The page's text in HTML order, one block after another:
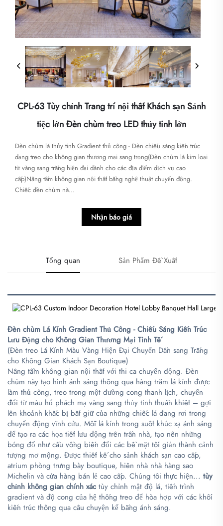
CPL-63 Tùy chỉnh Trang trí nội thất Khách sạn Sảnh
tiệc lớn Đèn chùm treo LED thủy tinh lớn
Đèn chùm lá thủy tinh Gradient thủ công - Đèn chiếu sáng kiến trúc
dạng treo cho không gian thương mại sang trọng​​(Đèn chùm lá kim loại
từ vàng sang trắng hiện đại dành cho các địa điểm dịch vụ cao
cấp)Nâng tầm không gian nội thất bằng nghệ thuật chuyển động.
Chiếc đèn chùm nà...
Nhận báo giá
Tổng quan Sản Phẩm Đề Xuất
Đèn chùm Lá Kính Gradient Thủ Công - Chiếu Sáng Kiến Trúc
Lưu Động cho Không Gian Thương Mại Tinh Tế
(Đèn treo Lá Kính Màu Vàng Hiện Đại Chuyển Dần sang Trắng
cho Không Gian Khách Sạn Boutique)
Nâng tầm không gian nội thất với thi ca chuyển động. Đèn
chùm này tạo hình ánh sáng thông qua hàng trăm lá kính được
làm thủ công, treo trong một đường cong thanh lịch, chuyển
đổi từ màu hổ phách mạ vàng sang thủy tinh thuần khiết – gợi
lên khoảnh khắc bị bắt giữ của những chiếc lá đang rơi trong
chuyển động vĩnh cửu. Mỗi lá kính trong suốt khúc xạ ánh sáng
để tạo ra các họa tiết lưu động trên trần nhà, tạo nên những
bóng đổ như cầu vồng biến đổi các bề mặt tối giản thành cảnh
tượng mơ mộng. Được thiết kế cho sảnh khách sạn cao cấp,
atrium phòng trưng bày boutique, hiên nhà nhà hàng sao
Michelin và cửa hàng bán lẻ cao cấp. Chúng tôi thực hiện... tùy
chỉnh không gian chính xác tùy chỉnh mật độ lá, tiến trình
gradient và độ cong của hệ thống treo để hòa hợp với các khối
kiến trúc thông qua câu chuyện kể bằng ánh sáng.